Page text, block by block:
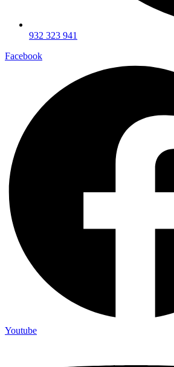
932 323 941
Facebook
Youtube